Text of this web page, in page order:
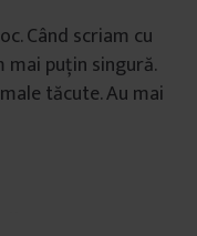
Când scriam cu
mai puțin singură.
tăcute. Au mai